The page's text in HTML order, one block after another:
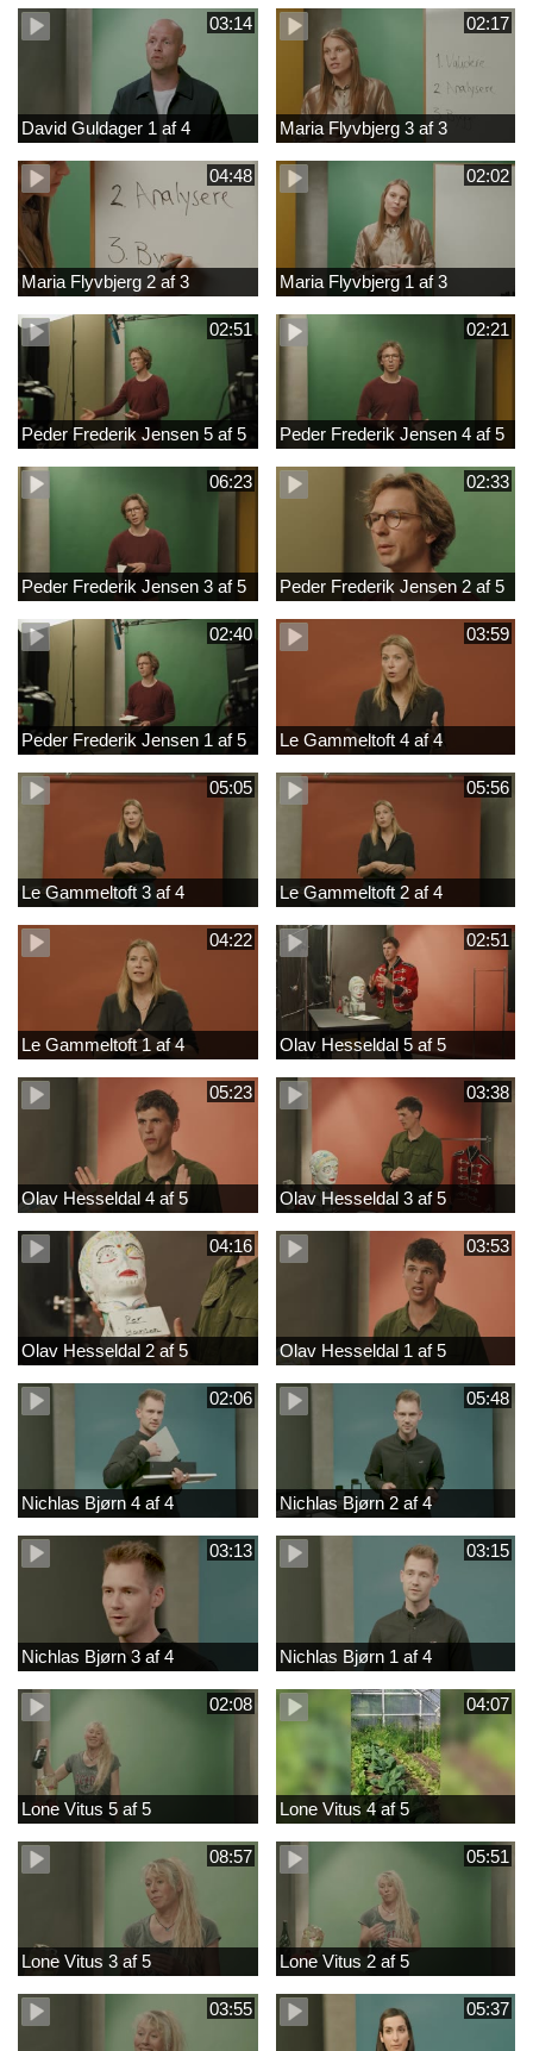
03:14
David Guldager 1 af 4
02:17
Maria Flyvbjerg 3 af 3
04:48
Maria Flyvbjerg 2 af 3
02:02
Maria Flyvbjerg 1 af 3
02:51
Peder Frederik Jensen 5 af 5
02:21
Peder Frederik Jensen 4 af 5
06:23
Peder Frederik Jensen 3 af 5
02:33
Peder Frederik Jensen 2 af 5
02:40
Peder Frederik Jensen 1 af 5
03:59
Le Gammeltoft 4 af 4
05:05
Le Gammeltoft 3 af 4
05:56
Le Gammeltoft 2 af 4
04:22
Le Gammeltoft 1 af 4
02:51
Olav Hesseldal 5 af 5
05:23
Olav Hesseldal 4 af 5
03:38
Olav Hesseldal 3 af 5
04:16
Olav Hesseldal 2 af 5
03:53
Olav Hesseldal 1 af 5
02:06
Nichlas Bjørn 4 af 4
05:48
Nichlas Bjørn 2 af 4
03:13
Nichlas Bjørn 3 af 4
03:15
Nichlas Bjørn 1 af 4
02:08
Lone Vitus 5 af 5
04:07
Lone Vitus 4 af 5
08:57
Lone Vitus 3 af 5
05:51
Lone Vitus 2 af 5
03:55 05:37